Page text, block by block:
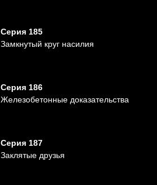
Серия 185
Замкнутый круг насилия
Серия 186
Железобетонные доказательства
Серия 187
Заклятые друзья